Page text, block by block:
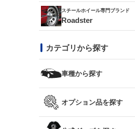
雷神(S15)
龍神(チェイサー)
レーシングライン
アタックライン
ストリームライン
ブラッシュフェンダー
コンバットアイ
GTウイング
リアウイング
ルーフウイング
MUD-S7
ボンネット
フェンダー
サイドパーツ
LUX MODEL SP
LUX MODEL
RUGGER MODEL
GROUND MODEL
オーバーフェンダー
リアウイング
スムージングバンパー
ワイパーガード
スチールホイール専門ブランド
Roadster
DAYTONA-RS
DAYTONA-RS NEO
まつど家 鉄漢
カテゴリから探す
車種から探す
トヨタ
オプション品を探す